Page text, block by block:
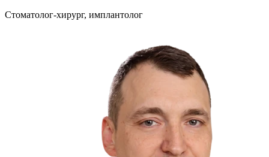
Стоматолог-хирург, имплантолог